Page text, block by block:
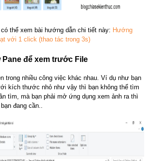
thể xem bài hướng dẫn chi tiết này: Hướng
với 1 click (thao tác trong 3s)
Pane để xem trước File
trong nhiều công việc khác nhau. Ví dụ như bạn
kích thước nhỏ như vậy thì bạn không thể tìm
tìm, mà bạn phải mở ứng dụng xem ảnh ra thì
đang cần..